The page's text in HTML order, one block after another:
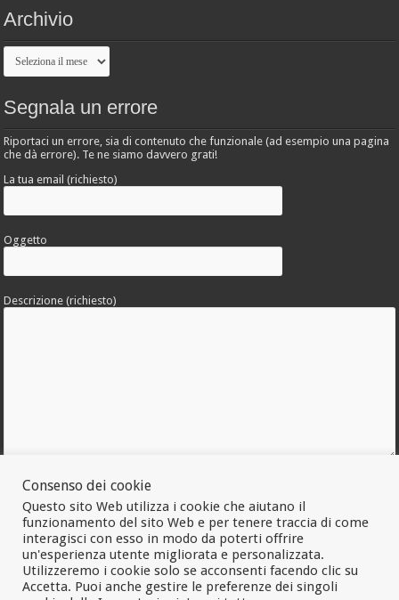
Archivio
Archivio
Segnala un errore
Riportaci un errore, sia di contenuto che funzionale (ad esempio una pagina
che dà errore). Te ne siamo davvero grati!
La tua email (richiesto)
Oggetto
Descrizione (richiesto)
Allega una foto dell'errore
Consenso dei cookie
Questo sito Web utilizza i cookie che aiutano il
funzionamento del sito Web e per tenere traccia di come
interagisci con esso in modo da poterti offrire
un'esperienza utente migliorata e personalizzata.
Utilizzeremo i cookie solo se acconsenti facendo clic su
Accetta. Puoi anche gestire le preferenze dei singoli